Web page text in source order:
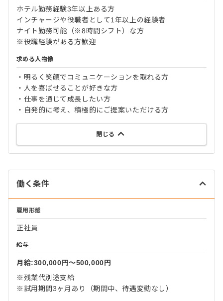
ホテル勤務経験3年以上ある方
インチャージや役職者として1年以上の経験者
ナイト勤務可能（※8時間シフト）な方
※役職経験がある方歓迎
求める人物像
・明るく笑顔でコミュニケーションを取れる方
・人を喜ばせることが好きな方
・仕事を通じて成長したい方
・自発的に考え、積極的にご提案いただける方
閉じる
働く条件
雇用形態
正社員
給与
月給:300,000円〜500,000円
※残業代別途支給
※試用期間3ヶ月あり（期間中、待遇変動なし）